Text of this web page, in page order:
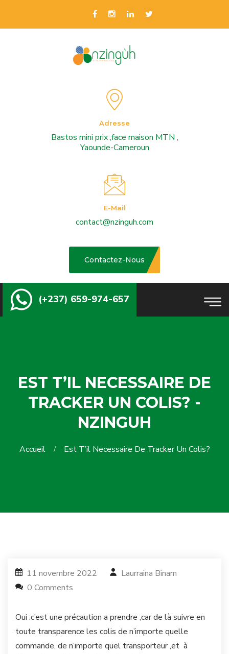
Adresse
Bastos mini prix ,face maison MTN ,
Yaounde-Cameroun
E-Mail
contact@nzinguh.com
Contactez-Nous
(+237) 659-974-657
EST T’IL NECESSAIRE DE
TRACKER UN COLIS? -
NZINGUH
Accueil Est T’il Necessaire De Tracker Un Colis?
11 novembre 2022
Laurraina Binam
0 Comments
Oui .c’est une précaution a prendre ,car de là suivre en
toute transparence les colis de n’importe quelle
commande, de n’importe quel transporteur ,et à